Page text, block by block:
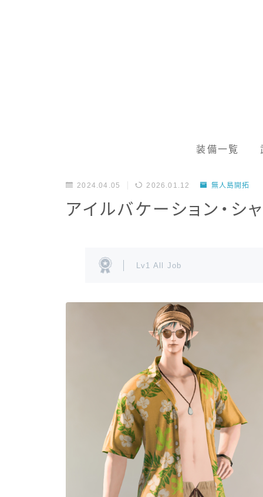
装備一覧
2024.04.05 2026.01.12 無人島開拓
アイルバケーション・シ
Lv1 All Job